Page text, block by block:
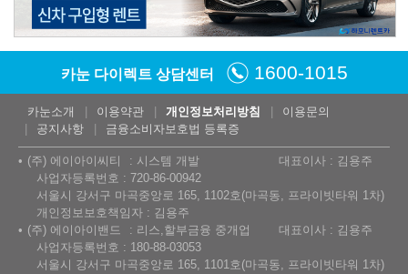
카눈 다이렉트 상담센터 1600-1015
카눈소개 이용약관 개인정보처리방침
이용문의
공지사항
금융소비자보호법 등록증
(주) 에이아이씨티 시스템 개발
대표이사 : 김용주
사업자등록번호 : 720-86-00942
서울시 강서구 마곡중앙로 165, 1102호(마곡동, 프라이빗타워 1차)
개인정보보호책임자 : 김용주
(주) 에이아이밴드
리스,할부금융 중개업
대표이사 : 김용주
사업자등록번호 : 180-88-03053
서울시 강서구 마곡중앙로 165, 1101호(마곡동, 프라이빗타워 1차)